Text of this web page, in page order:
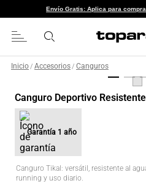
Envío Gratis: Aplica para
Inicio / Accesorios / Canguros
Canguro Deportivo
Garantía 1 año
Canguro Tikal: versátil, resistente al
running y uso diario.